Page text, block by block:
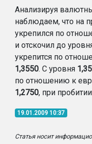
Анализируя
наблюдаем, что на
укрепился по
и отскочил до
укрепится по
1,3550. С уровня
по отношению к
1,2750, при
19.01.2009 10:37
Статья носит